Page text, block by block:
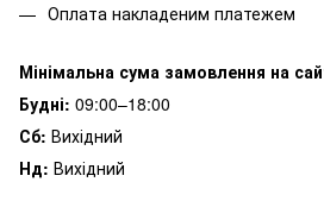
Оплата накладеним платежем
Мінімальна сума замовлення на
Будні: 09:00–18:00
Сб: Вихідний
Нд: Вихідний